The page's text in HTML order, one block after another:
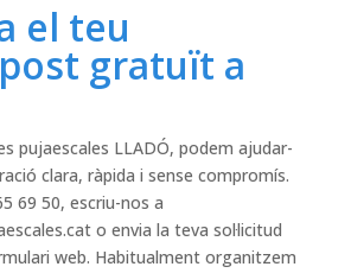
el teu
gratuït a
pujaescales LLADÓ, podem ajudar-
clara, ràpida i sense compromís.
69 50, escriu-nos a
o envia la teva sol·licitud
web. Habitualment organitzem